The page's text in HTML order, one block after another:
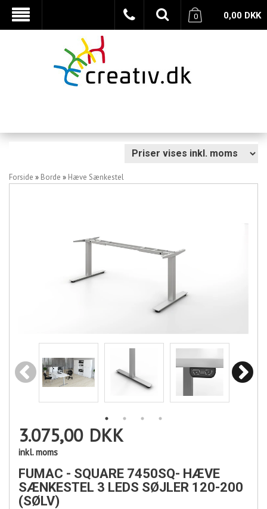
0,00 DKK
0
Forside » Borde » Hæve Sænkestel
3.075,00 DKK
inkl. moms
FUMAC - SQUARE 7450SQ- HÆVE
SÆNKESTEL 3 LEDS SØJLER 120-200
(SØLV)